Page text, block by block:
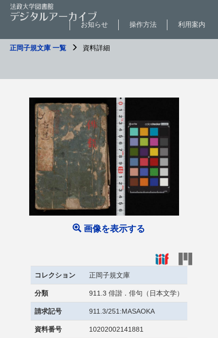
利用案内
操作方法
お知らせ
正岡子規文庫 一覧 資料詳細
画像を表示する
コレクション 正岡子規文庫
分類 911.3 俳諧．俳句（日本文学）
請求記号 911.3/251:MASAOKA
資料番号 10202002141881